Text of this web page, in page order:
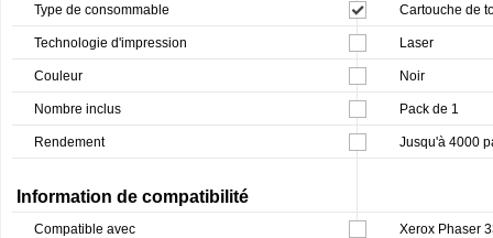
Type de consommable Cartouche de
Technologie d'impression Laser
Couleur Noir
Nombre inclus Pack de 1
Rendement Jusqu'à 4000
Information de compatibilité
Compatible avec Xerox Phaser